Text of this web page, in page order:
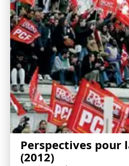
Perspectives pour
(2012)